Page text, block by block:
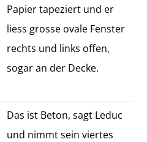
Papier tapeziert und er
liess grosse ovale Fenster
rechts und links offen,
sogar an der Decke.
Das ist Beton, sagt Leduc
und nimmt sein viertes